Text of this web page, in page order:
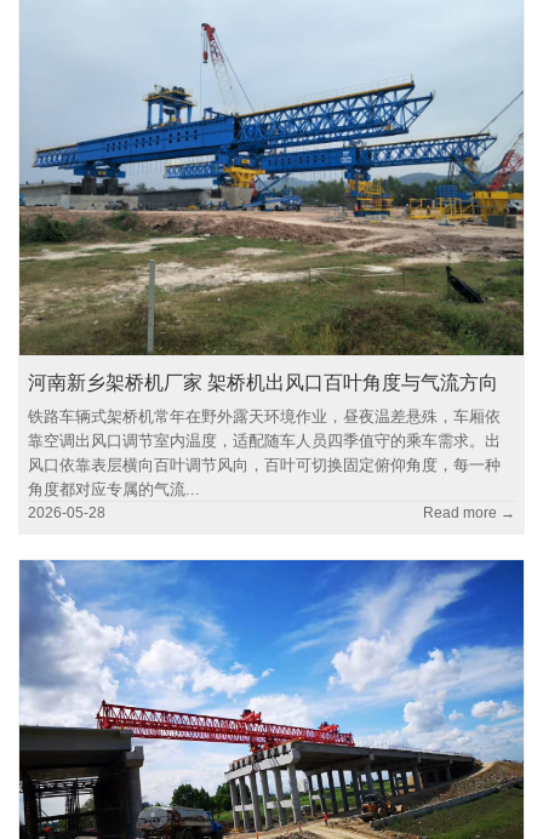
河南新乡架桥机厂家 架桥机出风口百叶角度与气流方向
铁路车辆式架桥机常年在野外露天环境作业，昼夜温差悬殊，车厢依
靠空调出风口调节室内温度，适配随车人员四季值守的乘车需求。出
风口依靠表层横向百叶调节风向，百叶可切换固定俯仰角度，每一种
角度都对应专属的气流...
2026-05-28 Read more →